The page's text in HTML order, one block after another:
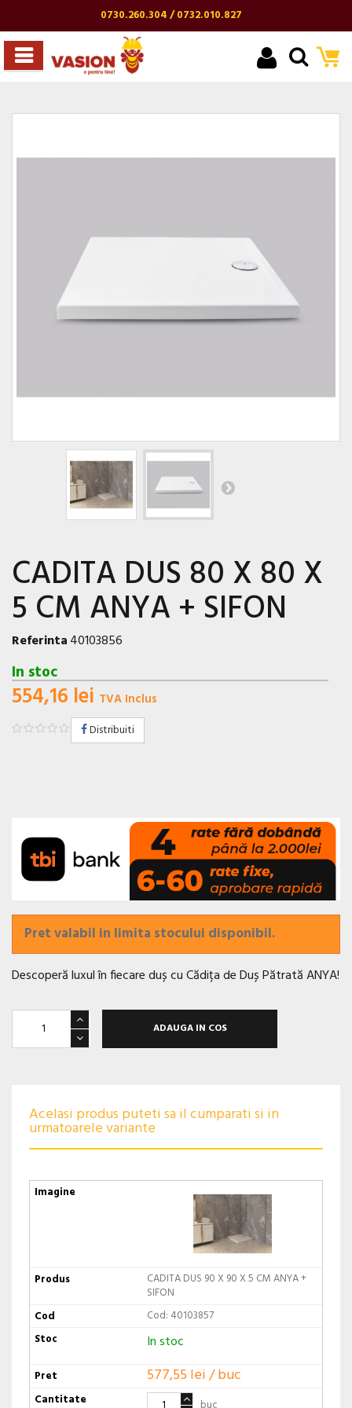
0730.260.304 / 0732.010.827
CADITA DUS 80 X 80 X
5 CM ANYA + SIFON
Referinta40103856
In stoc
554,16 lei TVA Inclus
Distribuiti
Pret valabil in limita stocului disponibil.
Descoperă luxul în fiecare duș cu Cădița de Duș Pătrată ANYA!
ADAUGA IN COS
Acelasi produs puteti sa il cumparati si in
urmatoarele variante
CADITA DUS 90 X 90 X 5 CM ANYA +
SIFON
Cod: 40103857
In stoc
577,55 lei / buc